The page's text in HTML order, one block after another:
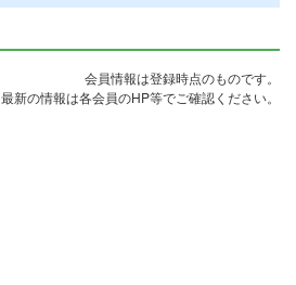
会員情報は登録時点のものです。
最新の情報は各会員のHP等でご確認ください。